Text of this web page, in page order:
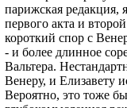
парижская редакция,
первого акта и
короткий спор с
- и более длинное
Вальтера.
Венеру, и Елизавету
Вероятно, это тоже